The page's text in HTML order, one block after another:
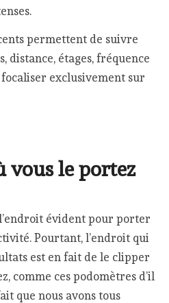
permettent de suivre
distance, étages, fréquence
exclusivement sur
vous le portez
évident pour porter
Pourtant, l’endroit qui
est en fait de le clipper
comme ces podomètres d’il
que nous avons tous